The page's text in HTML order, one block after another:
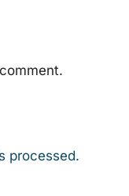
processed.